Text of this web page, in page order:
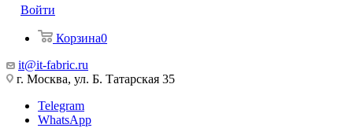
Войти
Корзина0
it@it-fabric.ru
г. Москва, ул. Б. Татарская 35
Telegram
WhatsApp